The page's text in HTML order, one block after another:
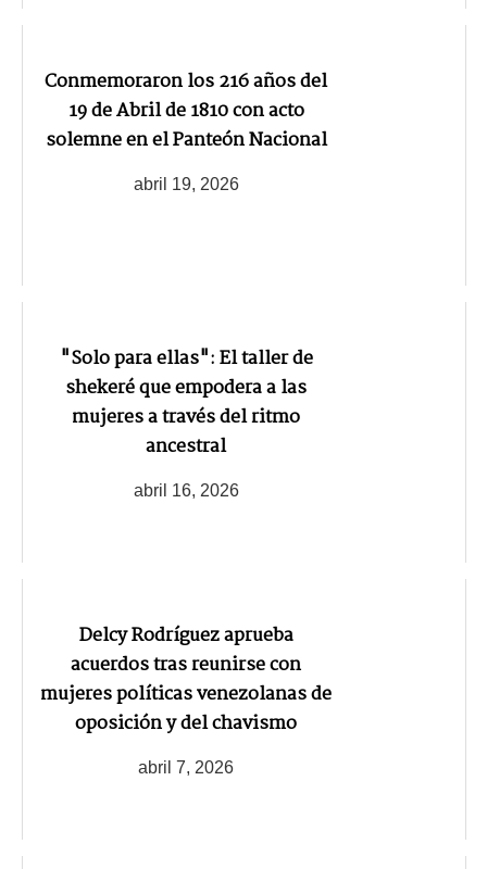
Conmemoraron los 216 años del
19 de Abril de 1810 con acto
solemne en el Panteón Nacional
abril 19, 2026
"Solo para ellas": El taller de
shekeré que empodera a las
mujeres a través del ritmo
ancestral
abril 16, 2026
Delcy Rodríguez aprueba
acuerdos tras reunirse con
mujeres políticas venezolanas de
oposición y del chavismo
abril 7, 2026